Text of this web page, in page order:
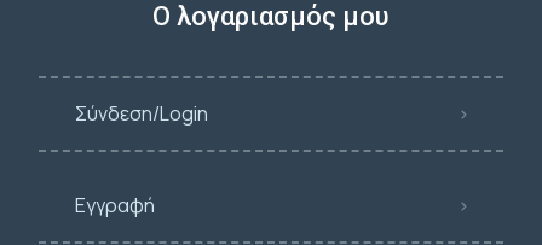
Ο λογαριασμός μου
Σύνδεση/Login
Εγγραφή